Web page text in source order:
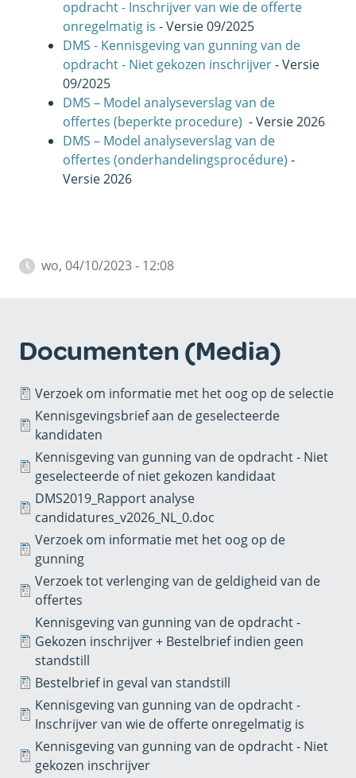
opdracht - Inschrijver van wie de offerte
onregelmatig is - Versie 09/2025
DMS - Kennisgeving van gunning van de
opdracht - Niet gekozen inschrijver- Versie
09/2025
DMS – Model analyseverslag van de
offertes (beperkte procedure) - Versie 2026
DMS – Model analyseverslag van de
offertes (onderhandelingsprocédure) -
Versie 2026
wo, 04/10/2023 - 12:08
Documenten (Media)
Verzoek om informatie met het oog op de selectie
Kennisgevingsbrief aan de geselecteerde
kandidaten
Kennisgeving van gunning van de opdracht - Niet
geselecteerde of niet gekozen kandidaat
DMS2019_Rapport analyse
candidatures_v2026_NL_0.doc
Verzoek om informatie met het oog op de
gunning
Verzoek tot verlenging van de geldigheid van de
offertes
Kennisgeving van gunning van de opdracht -
Gekozen inschrijver + Bestelbrief indien geen
standstill
Bestelbrief in geval van standstill
Kennisgeving van gunning van de opdracht -
Inschrijver van wie de offerte onregelmatig is
Kennisgeving van gunning van de opdracht - Niet
gekozen inschrijver